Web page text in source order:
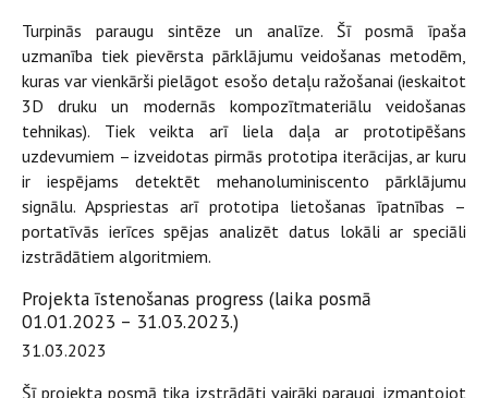
Turpinās paraugu sintēze un analīze. Šī posmā īpaša
uzmanība tiek pievērsta pārklājumu veidošanas metodēm,
kuras var vienkārši pielāgot esošo detaļu ražošanai (ieskaitot
3D druku un modernās kompozītmateriālu veidošanas
tehnikas). Tiek veikta arī liela daļa ar prototipēšans
uzdevumiem – izveidotas pirmās prototipa iterācijas, ar kuru
ir iespējams detektēt mehanoluminiscento pārklājumu
signālu. Apspriestas arī prototipa lietošanas īpatnības –
portatīvās ierīces spējas analizēt datus lokāli ar speciāli
izstrādātiem algoritmiem.
Projekta īstenošanas progress (laika posmā
01.01.2023 – 31.03.2023.)
31.03.2023
Šī projekta posmā tika izstrādāti vairāki paraugi, izmantojot